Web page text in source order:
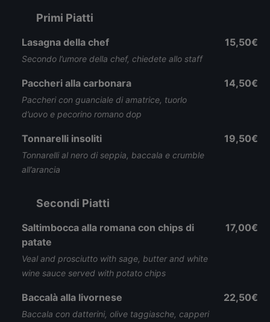
Primi Piatti
Lasagna della chef
Secondo l’umore della chef, chiedete allo staff
15,50€
Paccheri alla carbonara
Paccheri con guanciale di amatrice, tuorlo
d’uovo e pecorino romano dop
14,50€
Tonnarelli insoliti
Tonnarelli al nero di seppia, baccala e crumble
all’arancia
19,50€
Secondi Piatti
Saltimbocca alla romana con chips di
patate
Veal and prosciutto with sage, butter and white
wine sauce served with potato chips
17,00€
Baccalà alla livornese
Baccala con datterini, olive taggiasche, capperi
22,50€